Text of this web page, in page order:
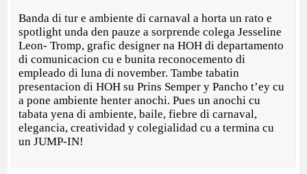
Banda di tur e ambiente di carnaval a horta un rato e
spotlight unda den pauze a sorprende colega Jesseline
Leon- Tromp, grafic designer na HOH di departamento
di comunicacion cu e bunita reconocemento di
empleado di luna di november. Tambe tabatin
presentacion di HOH su Prins Semper y Pancho t’ey cu
a pone ambiente henter anochi. Pues un anochi cu
tabata yena di ambiente, baile, fiebre di carnaval,
elegancia, creatividad y colegialidad cu a termina cu
un JUMP-IN!